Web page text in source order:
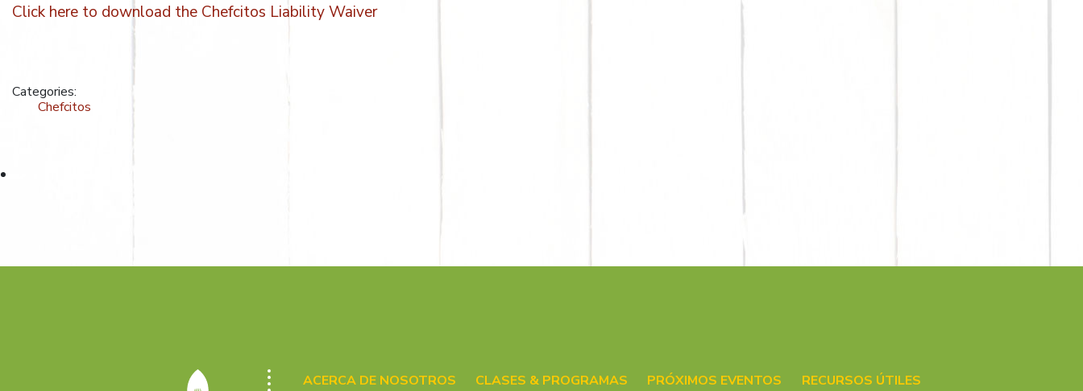
Click here to download the Chefcitos Liability Waiver
Categories:
Chefcitos
ACERCA DE NOSOTROS
CLASES & PROGRAMAS
PRÓXIMOS EVENTOS
RECURSOS ÚTILES